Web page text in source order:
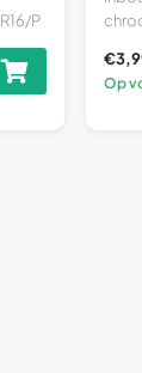
P
Op